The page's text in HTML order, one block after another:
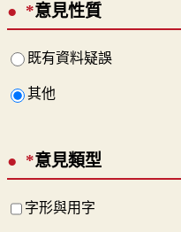
*意見性質
既有資料疑誤
其他
*意見類型
字形與用字